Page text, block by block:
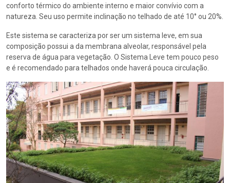
conforto térmico do ambiente interno e maior convívio com a
natureza. Seu uso permite inclinação no telhado de até 10° ou 20%.
Este sistema se caracteriza por ser um sistema leve, em sua
composição possui a da membrana alveolar, responsável pela
reserva de água para vegetação. O Sistema Leve tem pouco peso
e é recomendado para telhados onde haverá pouca circulação.